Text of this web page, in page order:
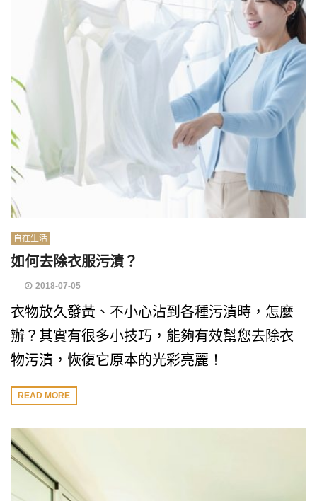
自在生活
如何去除衣服污漬？
2018-07-05
衣物放久發黃、不小心沾到各種污漬時，怎麼
辦？其實有很多小技巧，能夠有效幫您去除衣
物污漬，恢復它原本的光彩亮麗！
READ MORE